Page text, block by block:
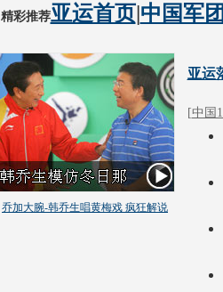
精彩推荐亚运首页|中国军
乔加大腕-韩乔生唱黄梅戏 疯狂解说
亚运
[中国